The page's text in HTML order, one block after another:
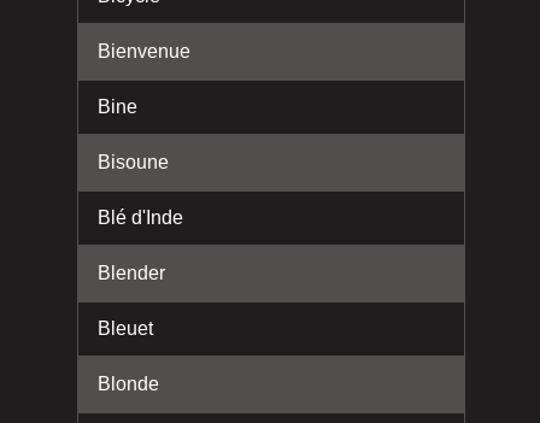
Bienvenue
Bine
Bisoune
Blé d'Inde
Blender
Bleuet
Blonde